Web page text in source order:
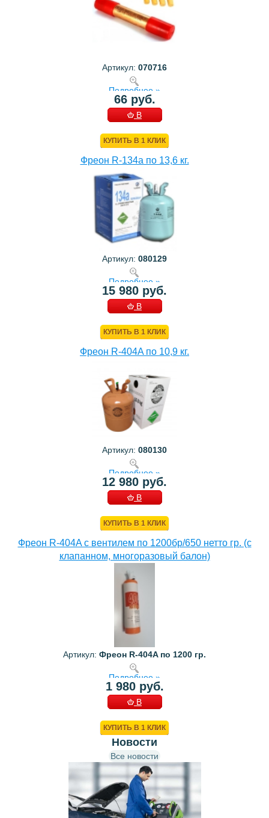
Артикул: 070716
Подробнее »
66 руб.
В
КУПИТЬ В 1 КЛИК
Фреон R-134a по 13,6 кг.
Артикул: 080129
Подробнее »
15 980 руб.
В
КУПИТЬ В 1 КЛИК
Фреон R-404A по 10,9 кг.
Артикул: 080130
Подробнее »
12 980 руб.
В
КУПИТЬ В 1 КЛИК
Фреон R-404A с вентилем по 1200бр/650 нетто гр. (с
клапанном, многоразовый балон)
Артикул: Фреон R-404A по 1200 гр.
Подробнее »
1 980 руб.
В
КУПИТЬ В 1 КЛИК
Новости
Все новости